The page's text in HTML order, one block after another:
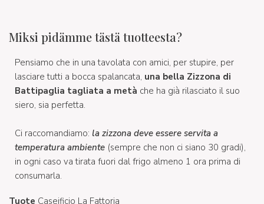
Miksi pidämme tästä tuotteesta?
Pensiamo che in una tavolata con amici, per stupire, per
lasciare tutti a bocca spalancata, una bella Zizzona di
Battipaglia tagliata a metà che ha già rilasciato il suo
siero, sia perfetta.
Ci raccomandiamo: la zizzona deve essere servita a
temperatura ambiente (sempre che non ci siano 30 gradi),
in ogni caso va tirata fuori dal frigo almeno 1 ora prima di
consumarla.
Tuote Caseificio La Fattoria